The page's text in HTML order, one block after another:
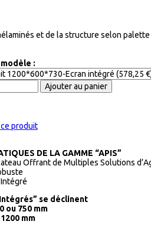
et de la structure selon palette
:
produit
DE LA GAMME “APIS”
Offrant de Multiples Solutions
se déclinent
ou 750 mm
mm